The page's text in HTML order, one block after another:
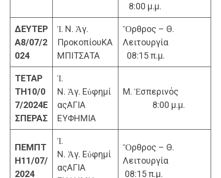
8:00 μ.μ.
ΔΕΥΤΕΡ
Α8/07/2
024
Ἱ. Ν. Ἁγ.
ΠροκοπίουΚΑ
ΜΠΙΤΣΑΤΑ
Ὂρθρος – Θ.
Λειτουργία
08:15 π.μ.
ΤΕΤΑΡ
ΤΗ10/0
7/2024Ε
ΣΠΕΡΑΣ
Ἱ.
Ν. Ἁγ. Εὐφημί
αςΑΓΙΑ
ΕΥΦΗΜΙΑ
Μ. Ἑσπερινός
8:00 μ.μ.
ΠΕΜΠΤ
Η11/07/
2024
Ἱ.
Ν. Ἁγ. Εὐφημί
αςΑΓΙΑ
Ὂρθρος – Θ.
Λειτουργία
08:15 π.μ.